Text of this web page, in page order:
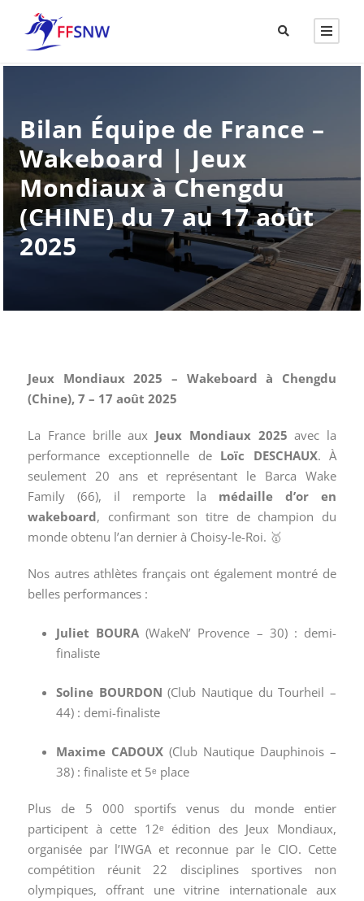
Bilan Équipe de France –
Wakeboard | Jeux
Mondiaux à Chengdu
(CHINE) du 7 au 17 août
2025
Jeux Mondiaux 2025 – Wakeboard à Chengdu
(Chine), 7 – 17 août 2025
La France brille aux Jeux Mondiaux 2025 avec la
performance exceptionnelle de Loïc DESCHAUX. À
seulement 20 ans et représentant le Barca Wake
Family (66), il remporte la médaille d’or en
wakeboard, confirmant son titre de champion du
monde obtenu l’an dernier à Choisy-le-Roi. 🥇
Nos autres athlètes français ont également montré de
belles performances :
Juliet BOURA (WakeN’ Provence – 30) : demi-
finaliste
Soline BOURDON(Club Nautique du Tourheil –
44) : demi-finaliste
Maxime CADOUX (Club Nautique Dauphinois –
38) : finaliste et 5ᵉ place
Plus de 5 000 sportifs venus du monde entier
participent à cette 12ᵉ édition des Jeux Mondiaux,
organisée par l’IWGA et reconnue par le CIO. Cette
compétition réunit 22 disciplines sportives non
olympiques, offrant une vitrine internationale aux